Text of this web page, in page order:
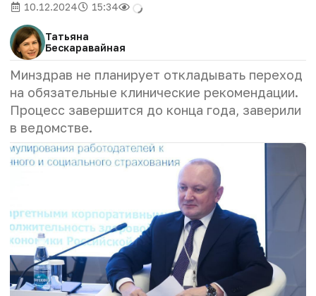
10.12.2024 15:34
Татьяна
Бескаравайная
Минздрав не планирует откладывать переход
на обязательные клинические рекомендации.
Процесс завершится до конца года, заверили
в ведомстве.